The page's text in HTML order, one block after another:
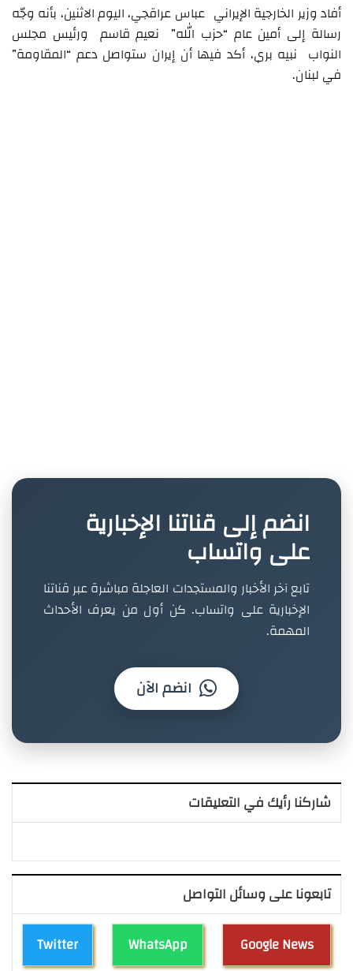
أفاد وزير الخارجية الإيراني عباس عراقجي، اليوم الاثنين، بأنه وجّه
رسالة إلى أمين عام “حزب الله” نعيم قاسم ورئيس مجلس
النواب نبيه بري، أكد فيها أن إيران ستواصل دعم “المقاومة”
في لبنان.
انضم إلى قناتنا الإخبارية
على واتساب
تابع آخر الأخبار والمستجدات العاجلة مباشرة عبر قناتنا
الإخبارية على واتساب. كن أول من يعرف الأحداث
المهمة.
انضم الآن
شاركنا رأيك في التعليقات
تابعونا على وسائل التواصل
Twitter WhatsApp Google News